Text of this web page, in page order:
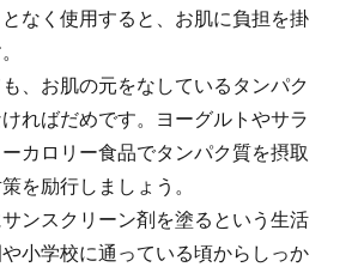
なく使用すると、お肌に負担を掛
、お肌の元をなしているタンパク
ればだめです。ヨーグルトやサラ
カロリー食品でタンパク質を摂取
を励行しましょう。
ンスクリーン剤を塗るという生活
小学校に通っている頃からしっか